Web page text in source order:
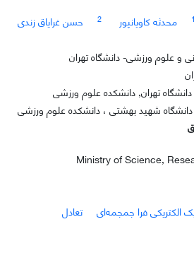
1 محدثه کاویانپور 2 حسن غرایاق زندی
و علوم ورزشی- دانشگاه تهران
تهران, دانشکده علوم ورزشی
دانشگاه شهید بهشتی ، دانشکده علوم ورزشی
Ministry of Science,
الکتریکی فرا جمجمه‌ای
تعادل